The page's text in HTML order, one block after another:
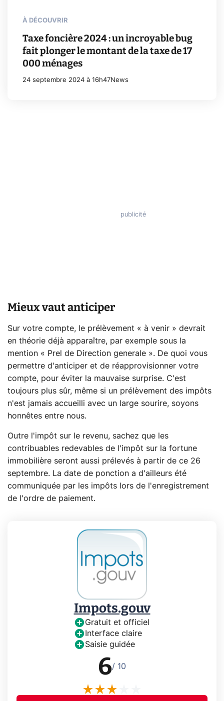
À DÉCOUVRIR
Taxe foncière 2024 : un incroyable bug
fait plonger le montant de la taxe de 17
000 ménages
24 septembre 2024 à 16h47News
Mieux vaut anticiper
Sur votre compte, le prélèvement « à venir » devrait
en théorie déjà apparaître, par exemple sous la
mention « Prel de Direction generale ». De quoi vous
permettre d'anticiper et de réapprovisionner votre
compte, pour éviter la mauvaise surprise. C'est
toujours plus sûr, même si un prélèvement des impôts
n'est jamais accueilli avec un large sourire, soyons
honnêtes entre nous.
Outre l'impôt sur le revenu, sachez que les
contribuables redevables de l'impôt sur la fortune
immobilière seront aussi prélevés à partir de ce 26
septembre. La date de ponction a d'ailleurs été
communiquée par les impôts lors de l'enregistrement
de l'ordre de paiement.
Impots.gouv
Gratuit et officiel
Interface claire
Saisie guidée
6/ 10